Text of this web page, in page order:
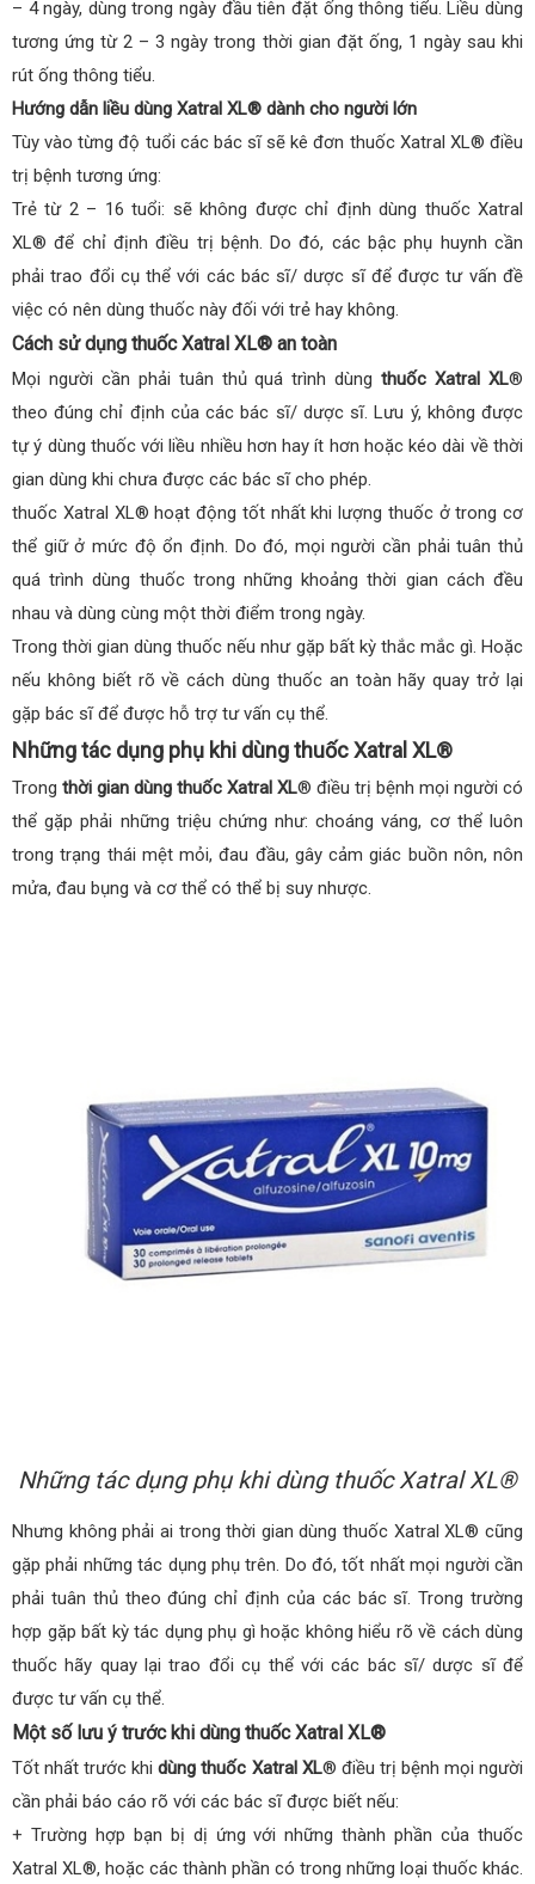
– 4 ngày, dùng trong ngày đầu tiên đặt ống thông tiểu. Liều dùng
tương ứng từ 2 – 3 ngày trong thời gian đặt ống, 1 ngày sau khi
rút ống thông tiểu.
Hướng dẫn liều dùng Xatral XL® dành cho người lớn
Tùy vào từng độ tuổi các bác sĩ sẽ kê đơn thuốc Xatral XL® điều
trị bệnh tương ứng:
Trẻ từ 2 – 16 tuổi: sẽ không được chỉ định dùng thuốc Xatral
XL® để chỉ định điều trị bệnh. Do đó, các bậc phụ huynh cần
phải trao đổi cụ thể với các bác sĩ/ dược sĩ để được tư vấn đề
việc có nên dùng thuốc này đối với trẻ hay không.
Cách sử dụng thuốc Xatral XL® an toàn
Mọi người cần phải tuân thủ quá trình dùngthuốc Xatral XL®
theo đúng chỉ định của các bác sĩ/ dược sĩ. Lưu ý, không được
tự ý dùng thuốc với liều nhiều hơn hay ít hơn hoặc kéo dài về thời
gian dùng khi chưa được các bác sĩ cho phép.
thuốc Xatral XL® hoạt động tốt nhất khi lượng thuốc ở trong cơ
thể giữ ở mức độ ổn định. Do đó, mọi người cần phải tuân thủ
quá trình dùng thuốc trong những khoảng thời gian cách đều
nhau và dùng cùng một thời điểm trong ngày.
Trong thời gian dùng thuốc nếu như gặp bất kỳ thắc mắc gì. Hoặc
nếu không biết rõ về cách dùng thuốc an toàn hãy quay trở lại
gặp bác sĩ để được hỗ trợ tư vấn cụ thể.
Những tác dụng phụ khi dùng thuốc Xatral XL®
Trong thời gian dùng thuốc Xatral XL® điều trị bệnh mọi người có
thể gặp phải những triệu chứng như: choáng váng, cơ thể luôn
trong trạng thái mệt mỏi, đau đầu, gây cảm giác buồn nôn, nôn
mửa, đau bụng và cơ thể có thể bị suy nhược.
Những tác dụng phụ khi dùng thuốc Xatral XL®
Nhưng không phải ai trong thời gian dùng thuốc Xatral XL® cũng
gặp phải những tác dụng phụ trên. Do đó, tốt nhất mọi người cần
phải tuân thủ theo đúng chỉ định của các bác sĩ. Trong trường
hợp gặp bất kỳ tác dụng phụ gì hoặc không hiểu rõ về cách dùng
thuốc hãy quay lại trao đổi cụ thể với các bác sĩ/ dược sĩ để
được tư vấn cụ thể.
Một số lưu ý trước khi dùng thuốc Xatral XL®
Tốt nhất trước khidùng thuốc Xatral XL® điều trị bệnh mọi người
cần phải báo cáo rõ với các bác sĩ được biết nếu:
+ Trường hợp bạn bị dị ứng với những thành phần của thuốc
Xatral XL®, hoặc các thành phần có trong những loại thuốc khác.